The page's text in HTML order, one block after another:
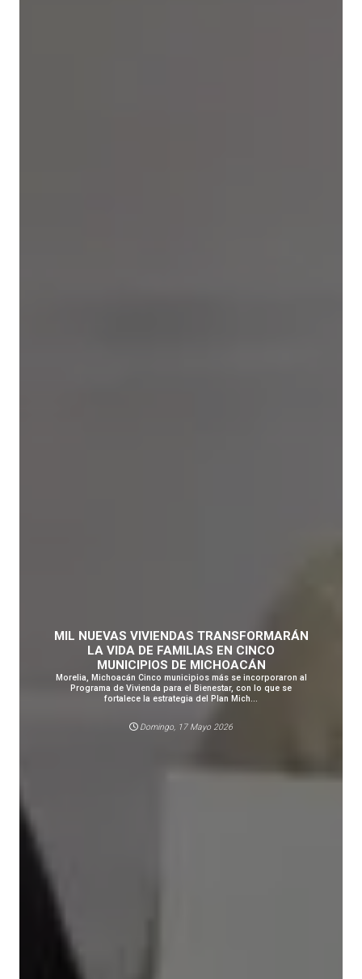
MIL NUEVAS VIVIENDAS TRANSFORMARÁN
LA VIDA DE FAMILIAS EN CINCO
MUNICIPIOS DE MICHOACÁN
Morelia, Michoacán Cinco municipios más se incorporaron al
Programa de Vivienda para el Bienestar, con lo que se
fortalece la estrategia del Plan Mich...
Domingo, 17 Mayo 2026